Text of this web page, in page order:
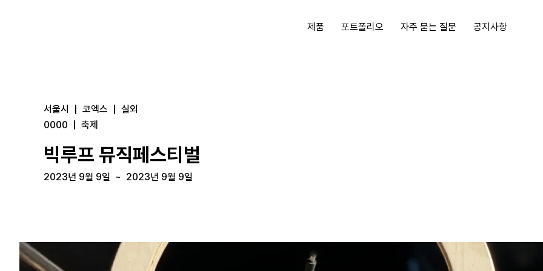
제품 포트폴리오 자주 묻는 질문 공지사항
서울시 코엑스
실외
0000
축제
빅루프 뮤직페스티벌
2023년 9월 9일 ~ 2023년 9월 9일